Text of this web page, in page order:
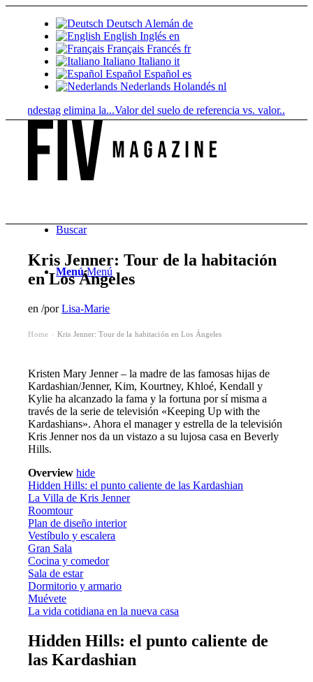
Deutsch Alemán de
English Inglés en
Français Francés fr
Italiano Italiano it
Español Español es
Nederlands Holandés nl
elimina la...Valor del suelo de referencia vs. valor...Infused
Buscar
Menú Menú
Kris Jenner: Tour de la habitación
en Los Ángeles
en/porLisa-Marie
Home Kris Jenner: Tour de la habitación en Los Ángeles
Kristen Mary Jenner – la madre de las famosas hijas de
Kardashian/Jenner, Kim, Kourtney, Khloé, Kendall y
Kylie ha alcanzado la fama y la fortuna por sí misma a
través de la serie de televisión «Keeping Up with the
Kardashians». Ahora el manager y estrella de la televisión
Kris Jenner nos da un vistazo a su lujosa casa en Beverly
Hills.
Overview hide
Hidden Hills: el punto caliente de las Kardashian
La Villa de Kris Jenner
Roomtour
Plan de diseño interior
Vestíbulo y escalera
Gran Sala
Cocina y comedor
Sala de estar
Dormitorio y armario
Muévete
La vida cotidiana en la nueva casa
Hidden Hills: el punto caliente de
las Kardashian